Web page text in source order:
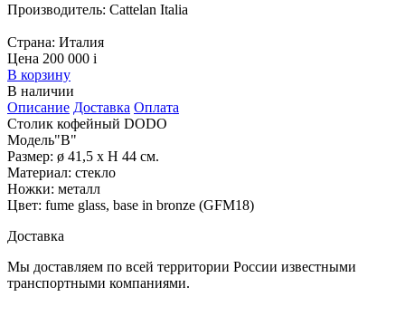
Производитель: Cattelan Italia
Страна: Италия
Цена 200 000 i
В корзину
В наличии
Описание Доставка Оплата
Столик кофейный DODO
Модель"B"
Размер: ø 41,5 x Н 44 см.
Материал: стекло
Ножки: металл
Цвет: fume glass, base in bronze (GFM18)
Доставка
Мы доставляем по всей территории России известными
транспортными компаниями.